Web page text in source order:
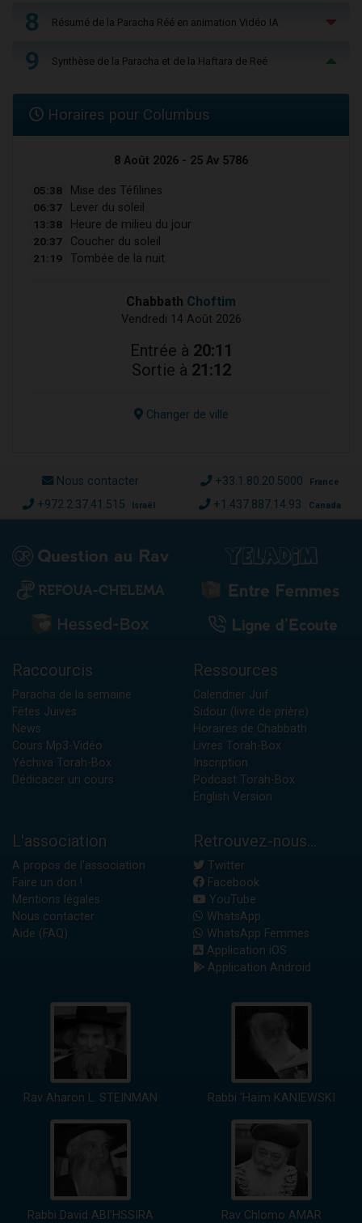
8 Résumé de la Paracha Réé en animation Vidéo IA
9 Synthèse de la Paracha et de la Haftara de Reé
Horaires pour Columbus
8 Août 2026 - 25 Av 5786
05:38 Mise des Téfilines
06:37 Lever du soleil
13:38 Heure de milieu du jour
20:37 Coucher du soleil
21:19 Tombée de la nuit
Chabbath Choftim
Vendredi 14 Août 2026
Entrée à 20:11
Sortie à 21:12
Changer de ville
Nous contacter +33.1.80.20.5000 France
+972.2.37.41.515 Israël +1.437.887.14.93 Canada
Raccourcis
Paracha de la semaine
Fêtes Juives
News
Cours Mp3-Vidéo
Yéchiva Torah-Box
Dédicacer un cours
Ressources
Calendrier Juif
Sidour (livre de prière)
Horaires de Chabbath
Livres Torah-Box
Inscription
Podcast Torah-Box
English Version
L'association
A propos de l'association
Faire un don !
Mentions légales
Nous contacter
Aide (FAQ)
Retrouvez-nous...
Twitter
Facebook
YouTube
WhatsApp
WhatsApp Femmes
Application iOS
Application Android
Rav Aharon L. STEINMAN Rabbi 'Haïm KANIEWSKI
Rabbi David ABI'HSSIRA Rav Chlomo AMAR